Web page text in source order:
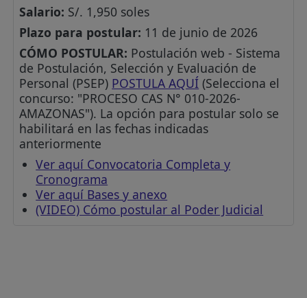
Salario: S/. 1,950 soles
Plazo para postular: 11 de junio de 2026
CÓMO POSTULAR: Postulación web - Sistema
de Postulación, Selección y Evaluación de
Personal (PSEP) POSTULA AQUÍ (Selecciona el
concurso: "PROCESO CAS N° 010-2026-
AMAZONAS"). La opción para postular solo se
habilitará en las fechas indicadas
anteriormente
Ver aquí Convocatoria Completa y
Cronograma
Ver aquí Bases y anexo
(VIDEO) Cómo postular al Poder Judicial